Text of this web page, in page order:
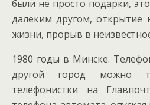
были не просто подарки,
далеким другом, открытие
жизни, прорыв в
1980 годы в Минске.
другой город можно
телефонистки на